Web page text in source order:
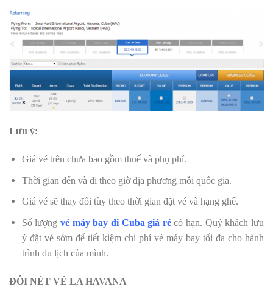
Lưu ý:
Giá vé trên chưa bao gồm thuế và phụ phí.
Thời gian đến và đi theo giờ địa phương mỗi quốc gia.
Giá vé sẽ thay đổi tùy theo thời gian đặt vé và hạng ghế.
Số lượngvé máy bay đi Cuba giá rẻcó hạn. Quý khách lưu
ý đặt vé sớm để tiết kiệm chi phí vé máy bay tối đa cho hành
trình du lịch của mình.
ĐÔI NÉT VÉ LA HAVANA